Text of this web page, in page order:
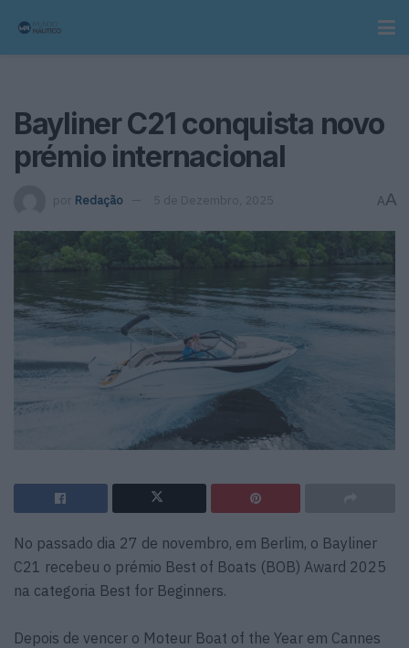
Bayliner C21 conquista novo
prémio internacional
por Redação 5 de Dezembro, 2025 AA
No passado dia 27 de novembro, em Berlim, o Bayliner
C21 recebeu o prémio Best of Boats (BOB) Award 2025
na categoria Best for Beginners.
Depois de vencer o Moteur Boat of the Year em Cannes